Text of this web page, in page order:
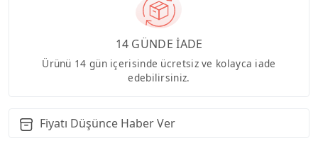
14 GÜNDE İADE
Ürünü 14 gün içerisinde ücretsiz ve kolayca iade
edebilirsiniz.
Fiyatı Düşünce Haber Ver